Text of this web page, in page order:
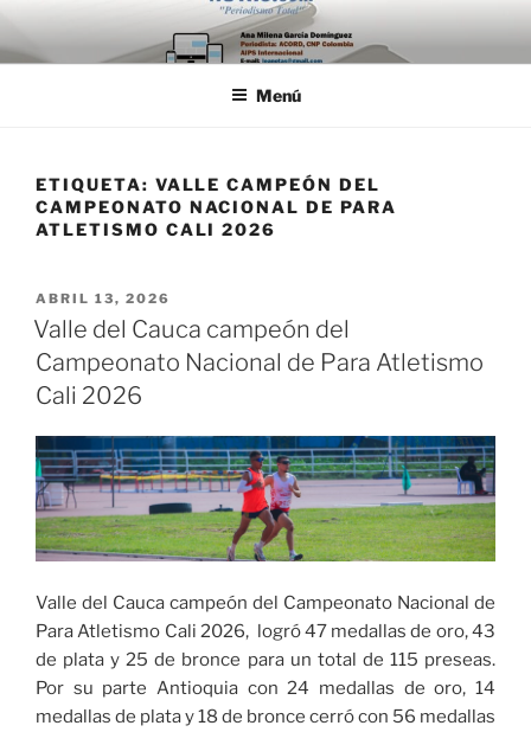
Saltar
al
contenido
Menú
ETIQUETA: VALLE CAMPEÓN DEL
CAMPEONATO NACIONAL DE PARA
ATLETISMO CALI 2026
PUBLICADO
EL
ABRIL 13, 2026
Valle del Cauca campeón del
Campeonato Nacional de Para Atletismo
Cali 2026
Valle del Cauca campeón del Campeonato Nacional de
Para Atletismo Cali 2026, logró 47 medallas de oro, 43
de plata y 25 de bronce para un total de 115 preseas.
Por su parte Antioquia con 24 medallas de oro, 14
medallas de plata y 18 de bronce cerró con 56 medallas